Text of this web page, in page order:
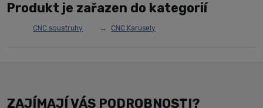
Produkt je zařazen do kategorií
CNC soustruhy CNC Karusely
ZAJÍMAJÍ VÁS PODROBNOSTI?